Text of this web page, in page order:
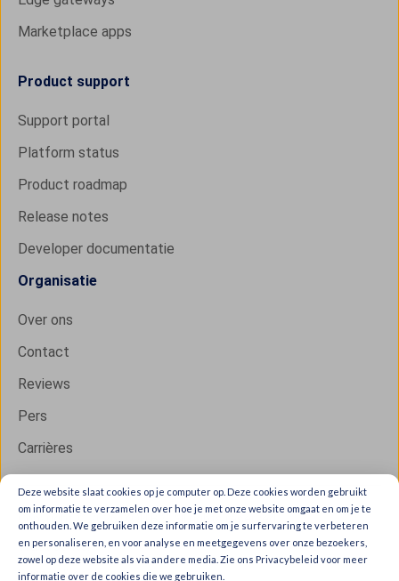
Deze website slaat cookies op je computer op. Deze cookies worden gebruikt
om informatie te verzamelen over hoe je met onze website omgaat en om je te
onthouden. We gebruiken deze informatie om je surfervaring te verbeteren
en personaliseren, en voor analyse en meetgegevens over onze bezoekers,
zowel op deze website als via andere media. Zie ons Privacybeleid voor meer
informatie over de cookies die we gebruiken.
Marketplace apps
Product support
Support portal
Platform status
Product roadmap
Release notes
Developer documentatie
Organisatie
Over ons
Contact
Reviews
Pers
Carrières
Copyright © 2026 IXON B.V. All rights reserved.
Trust Center
Privacy & cookies